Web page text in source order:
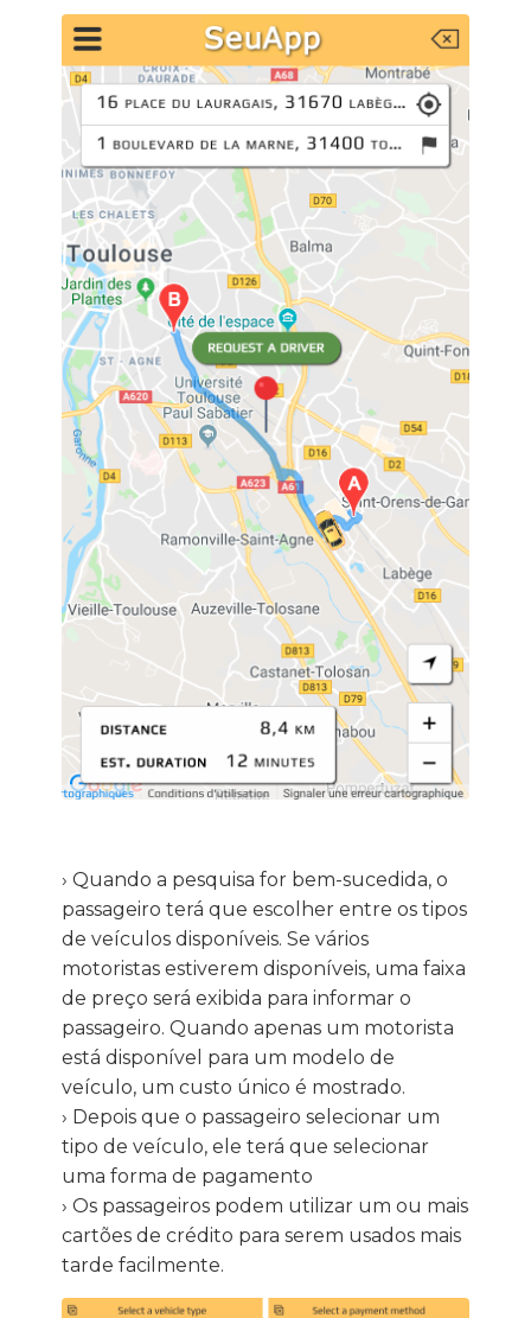
› Quando a pesquisa for bem-sucedida, o
passageiro terá que escolher entre os tipos
de veículos disponíveis. Se vários
motoristas estiverem disponíveis, uma faixa
de preço será exibida para informar o
passageiro. Quando apenas um motorista
está disponível para um modelo de
veículo, um custo único é mostrado.
› Depois que o passageiro selecionar um
tipo de veículo, ele terá que selecionar
uma forma de pagamento
› Os passageiros podem utilizar um ou mais
cartões de crédito para serem usados ​​mais
tarde facilmente.